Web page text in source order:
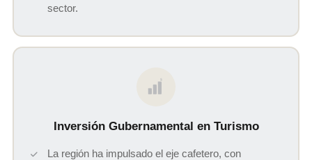
sector.
$
Inversión Gubernamental en Turismo
La región ha impulsado el eje cafetero, con